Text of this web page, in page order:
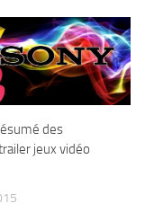
des
jeux vidéo